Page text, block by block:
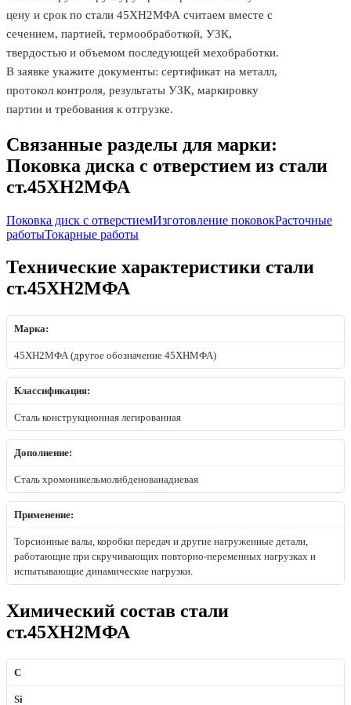
цену и срок по стали 45ХН2МФА считаем вместе с
сечением, партией, термообработкой, УЗК,
твердостью и объемом последующей мехобработки.
В заявке укажите документы: сертификат на металл,
протокол контроля, результаты УЗК, маркировку
партии и требования к отгрузке.
Связанные разделы для марки:
Поковка диска с отверстием из стали
ст.45ХН2МФА
Поковка диск с отверстиемИзготовление поковокРасточные
работыТокарные работы
Технические характеристики стали
ст.45ХН2МФА
Марка:
45ХН2МФА (другое обозначение 45ХНМФА)
Классификация:
Сталь конструкционная легированная
Дополнение:
Сталь хромоникельмолибденованадиевая
Применение:
Торсионные валы, коробки передач и другие нагруженные детали,
работающие при скручивающих повторно-переменных нагрузках и
испытывающие динамические нагрузки.
Химический состав стали
ст.45ХН2МФА
C
Si